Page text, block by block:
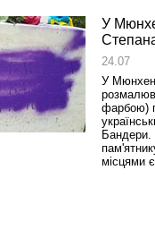
У
24.07
У
фарбою)
Бандери.
місцями